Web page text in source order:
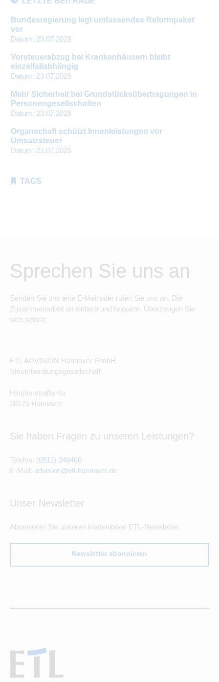
Bundesregierung legt umfassendes Reformpaket
vor
Datum: 29.07.2026
Vorsteuerabzug bei Krankenhäusern bleibt
einzelfallabhängig
Datum: 23.07.2026
Mehr Sicherheit bei Grundstücksübertragungen in
Personengesellschaften
Datum: 23.07.2026
Organschaft schützt Innenleistungen vor
Umsatzsteuer
Datum: 21.07.2026
TAGS
Sprechen Sie uns an
Senden Sie uns eine E-Mail oder rufen Sie uns an. Die
Zusammenarbeit ist einfach und bequem. Überzeugen Sie
sich selbst!
ETL ADVISION Hannover GmbH
Steuerberatungsgesellschaft
Hinüberstraße 4a
30175 Hannover
Sie haben Fragen zu unseren Leistungen?
Telefon: (0511) 348460
E-Mail: advision@etl-hannover.de
Unser Newsletter
Abonnieren Sie unseren kostenlosen ETL-Newsletter.
Newsletter abonnieren